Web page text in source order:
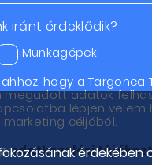
iránt érdeklődik?
Munkagépek
hogy a Targonca
megadott adatok
lépjen velem
marketing céljából.
adatkezelésiérdekében